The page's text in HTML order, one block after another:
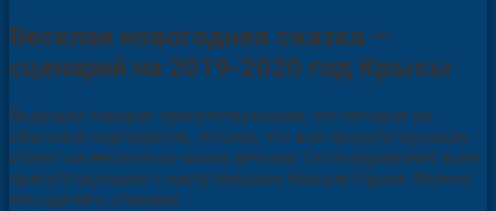
Веселая новогодняя сказка —
сценарий на 2019-2020 год Крысы
Ведущий говорит присутствующим, что сегодня не
обычный корпоратив, потому, что все присутствующие
станут на несколько часов детьми. Он поздравляет всех
присутствующих с наступающим Новым Годом. Можно
это сделать стихами: